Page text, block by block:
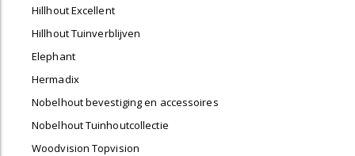
Hillhout Excellent
Hillhout Tuinverblijven
Elephant
Hermadix
Nobelhout bevestiging en accessoires
Nobelhout Tuinhoutcollectie
Woodvision Topvision